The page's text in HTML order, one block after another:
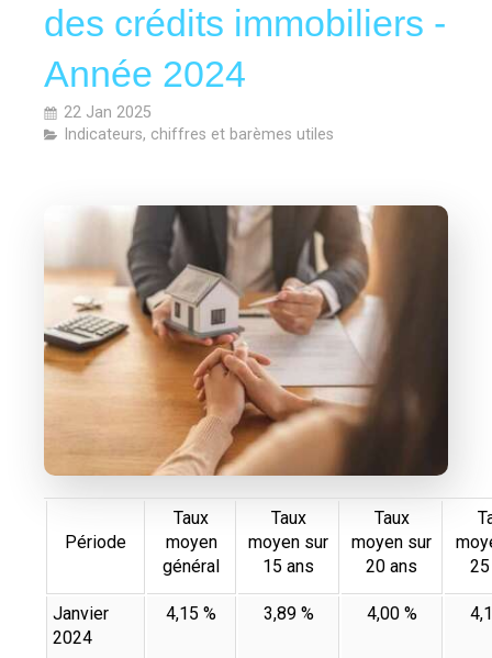
des crédits immobiliers -
Année 2024
22 Jan 2025
Indicateurs, chiffres et barèmes utiles
Période
Taux
moyen
général
Taux
moyen sur
15 ans
Taux
moyen sur
20 ans
Janvier
2024
4,15 % 3,89 % 4,00 %